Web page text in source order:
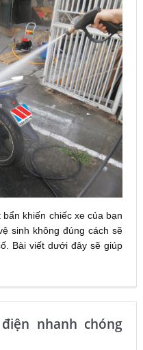
khiến chiếc xe của bạn
sinh không đúng cách sẽ
Bài viết dưới đây sẽ giúp
nhanh chóng